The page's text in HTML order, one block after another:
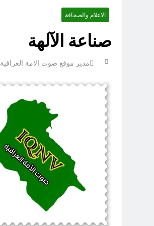
الاعلام والصحافة
صناعة الآلهة
مدير موقع صوت الامة العراقية